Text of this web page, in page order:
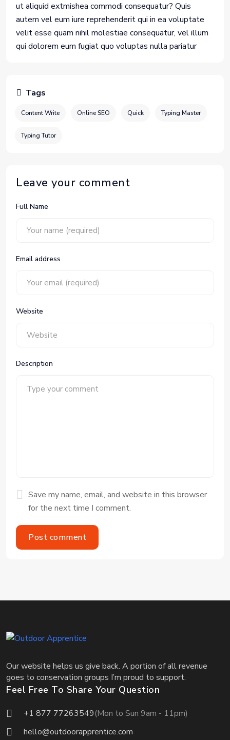
ut aliquid extmishea commodi consequatur? Quis
autem vel eum iure reprehenderit qui in ea voluptate
velit esse quam nihil molestiae consequatur, vel illum
qui dolorem eum fugiat quo voluptas nulla pariatur
Tags
Content Write Online SEO Quick Typing Master
Typing Tutor
Leave your comment
Full Name
Email address
Website
Description
Save my name, email, and website in this browser
for the next time I comment.
Post comment
Our website helps us give back. A portion of all revenue
goes to conservation groups I’m proud to support.
Feel Free To Share Your Question
+1 877 77263549(Mon to Sun 9am - 11pm)
hello@outdoorapprentice.com